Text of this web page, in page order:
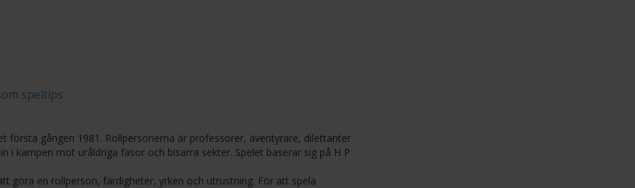
speltips
första gången 1981. Rollpersonerna är professorer, äventyrare, dilettanter
i kampen mot uråldriga fasor och bisarra sekter. Spelet baserar sig på H P
göra en rollperson, färdigheter, yrken och utrustning. För att spela